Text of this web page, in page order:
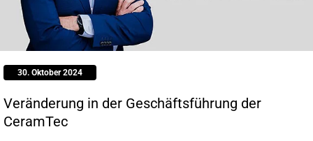
30. Oktober 2024
Veränderung in der Geschäftsführung der
CeramTec